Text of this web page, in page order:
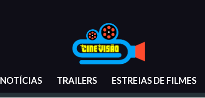
NOTÍCIAS TRAILERS ESTREIAS DE FILMES